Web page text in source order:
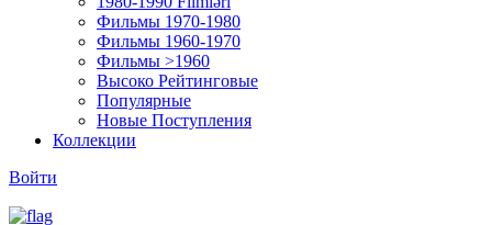
Фильмы 1970-1980
Фильмы 1960-1970
Фильмы >1960
Высоко Рейтинговые
Популярные
Новые Поступления
Коллекции
Войти